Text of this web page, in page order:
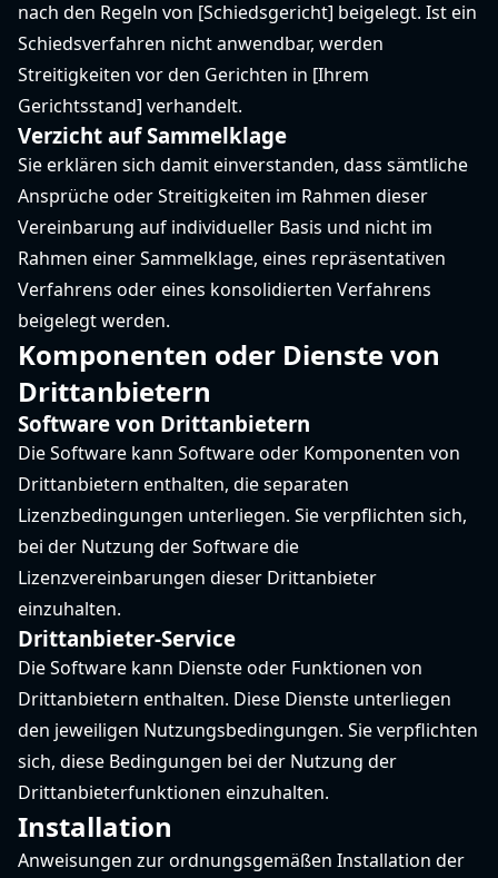
nach den Regeln von [Schiedsgericht] beigelegt. Ist ein
Schiedsverfahren nicht anwendbar, werden
Streitigkeiten vor den Gerichten in [Ihrem
Gerichtsstand] verhandelt.
Verzicht auf Sammelklage
Sie erklären sich damit einverstanden, dass sämtliche
Ansprüche oder Streitigkeiten im Rahmen dieser
Vereinbarung auf individueller Basis und nicht im
Rahmen einer Sammelklage, eines repräsentativen
Verfahrens oder eines konsolidierten Verfahrens
beigelegt werden.
Komponenten oder Dienste von
Drittanbietern
Software von Drittanbietern
Die Software kann Software oder Komponenten von
Drittanbietern enthalten, die separaten
Lizenzbedingungen unterliegen. Sie verpflichten sich,
bei der Nutzung der Software die
Lizenzvereinbarungen dieser Drittanbieter
einzuhalten.
Drittanbieter-Service
Die Software kann Dienste oder Funktionen von
Drittanbietern enthalten. Diese Dienste unterliegen
den jeweiligen Nutzungsbedingungen. Sie verpflichten
sich, diese Bedingungen bei der Nutzung der
Drittanbieterfunktionen einzuhalten.
Installation
Anweisungen zur ordnungsgemäßen Installation der